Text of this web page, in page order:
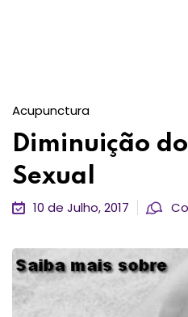
Acupunctura
Diminuição
Sexual
10 de Julho, 2017